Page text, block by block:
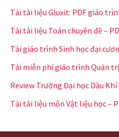
Tải tài liệu Gluxit: PDF giáo
Tải tài liệu Toán chuyên đề –
Tải giáo trình Sinh học đại
Tải miễn phí giáo trình Quản
Review Trường Đại học Dầu
Tải tài liệu môn Vật liệu học –